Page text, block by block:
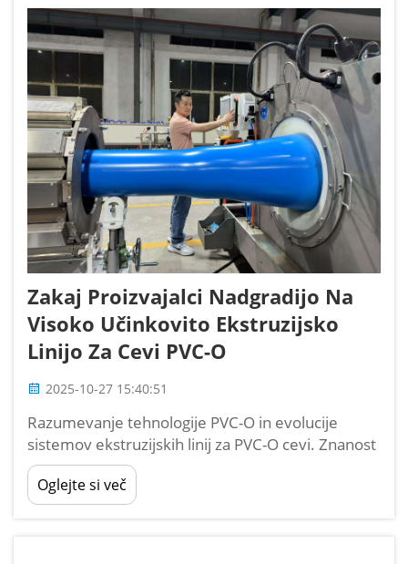
podatkih...
Zakaj Proizvajalci Nadgradijo Na
Visoko Učinkovito Ekstruzijsko
Linijo Za Cevi PVC-O
2025-10-27 15:40:51
Razumevanje tehnologije PVC-O in evolucije
sistemov ekstruzijskih linij za PVC-O cevi. Znanost
za tehnologijo PVC-O. Prednosti: Obrazložena
molekularna usmerjenost. PVC-O cevi pridobijo
dodatno trdnost iz načina, kako se molekule
Oglejte si več